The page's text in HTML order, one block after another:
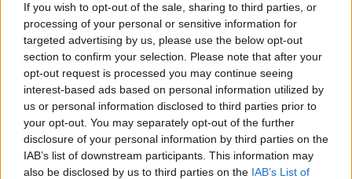
If you wish to opt-out of the sale, sharing to third parties, or
processing of your personal or sensitive information for
targeted advertising by us, please use the below opt-out
section to confirm your selection. Please note that after your
opt-out request is processed you may continue seeing
interest-based ads based on personal information utilized by
us or personal information disclosed to third parties prior to
your opt-out. You may separately opt-out of the further
disclosure of your personal information by third parties on the
IAB’s list of downstream participants. This information may
also be disclosed by us to third parties on the IAB’s List of